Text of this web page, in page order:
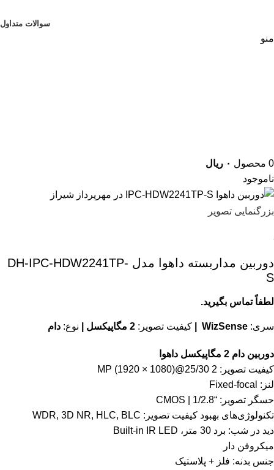
سوالات متداول
منو
0 محصول ۰ ریال
ناموجود
بزرگنمایی تصویر
دوربین مداربسته داهوا مدل DH-IPC-HDW2241TP-
S
لطفاً تماس بگیرید.
سری: WizSense | کیفیت تصویر: نوع: دام
دوربین دام 2 مگاپیکسل داهوا
کیفیت تصویر: 2 MP (1920 × 1080)@25/30
لنز: Fixed-focal
حسگر تصویر: “1/2.8 | CMOS
تکنولوژی‌های بهبود کیفیت تصویر: WDR, 3D NR, HLC, BLC
دید در شب: برد 30 متر، Built-in IR LED
میکروفن دار
جنس بدنه: فلز + پلاستیک